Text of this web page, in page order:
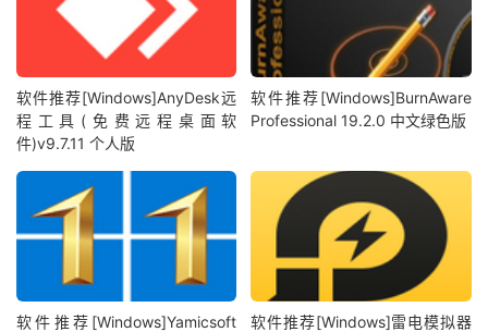
软件推荐[Windows]AnyDesk远
程工具(免费远程桌面软
件)v9.7.11 个人版
软件推荐[Windows]BurnAware
Professional 19.2.0 中文绿色版
软件推荐[Windows]Yamicsoft
软件推荐[Windows]雷电模拟器